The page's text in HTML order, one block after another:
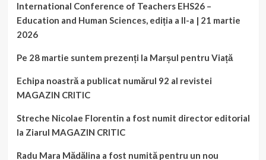
International Conference of Teachers EHS26 –
Education and Human Sciences, ediția a II-a | 21 martie
2026
Pe 28 martie suntem prezenți la Marșul pentru Viață
Echipa noastră a publicat numărul 92 al revistei
MAGAZIN CRITIC
Streche Nicolae Florentin a fost numit director editorial
la Ziarul MAGAZIN CRITIC
Radu Mara Mădălina a fost numită pentru un nou